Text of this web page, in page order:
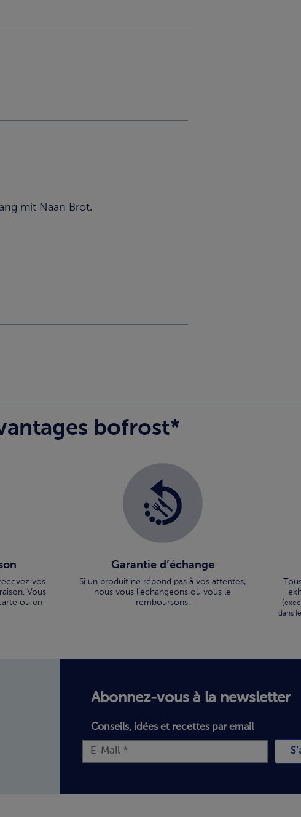
mit Naan Brot.
bofrost*
vos
Vous
ou en
Garantie d’échange
Si un produit ne répond pas à vos attentes,
nous vous l’échangeons ou vous le
remboursons.
(
dans
Abonnez-vous à la newsletter
Conseils, idées et recettes par email